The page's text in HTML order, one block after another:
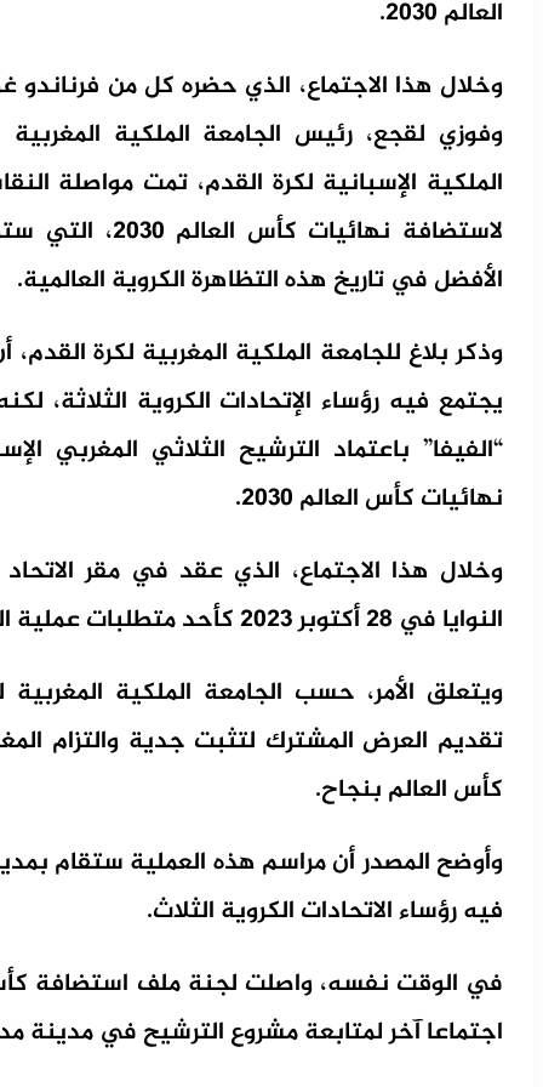
العالم 2030.
وخلال هذا الاجتماع، الذي حضره كل من فرناندو
وفوزي لقجع، رئيس الجامعة الملكية
الملكية الإسبانية لكرة القدم، تمت مواصلة
لاستضافة
الأفضل في تاريخ هذه التظاهرة الكروية العالمية.
وذكر بلاغ للجامعة الملكية المغربية لكرة
يجتمع فيه رؤساء الإتحادات الكروية الثلاثة،
“الفيفا” باعتماد الترشيح الثلاثي المغربي
نهائيات كأس العالم 2030.
وخلال هذا الاجتماع، الذي عقد في مقر
النوايا في 28 أكتوبر 2023 كأحد متطلبات عملية الترشيح.
ويتعلق الأمر، حسب الجامعة الملكية
تقديم العرض المشترك لتثبت جدية والتزام
كأس العالم بنجاح.
وأوضح المصدر أن مراسم هذه العملية ستقام
فيه رؤساء الاتحادات الكروية الثلاث.
اجتماعا آخر لمتابعة مشروع الترشيح في مدينة